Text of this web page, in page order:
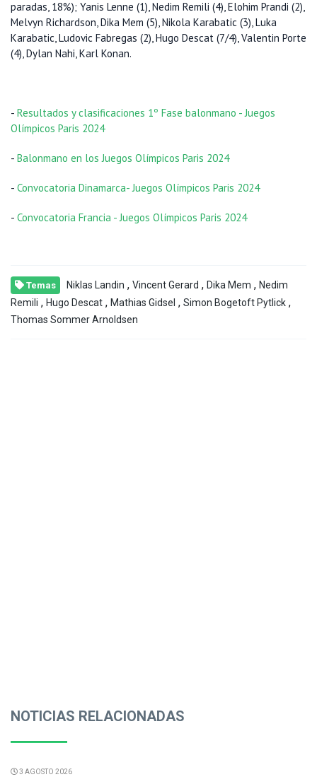
paradas, 18%); Yanis Lenne (1), Nedim Remili (4), Elohim Prandi (2),
Melvyn Richardson, Dika Mem (5), Nikola Karabatic (3), Luka
Karabatic, Ludovic Fabregas (2), Hugo Descat (7/4), Valentin Porte
(4), Dylan Nahi, Karl Konan.
- Resultados y clasificaciones 1º Fase balonmano - Juegos
Olímpicos Paris 2024
- Balonmano en los Juegos Olímpicos Paris 2024
- Convocatoria Dinamarca- Juegos Olímpicos Paris 2024
- Convocatoria Francia - Juegos Olímpicos Paris 2024
Temas Niklas Landin , Vincent Gerard , Dika Mem , Nedim
Remili , Hugo Descat , Mathias Gidsel , Simon Bogetoft Pytlick ,
Thomas Sommer Arnoldsen
NOTICIAS RELACIONADAS
3 AGOSTO 2026